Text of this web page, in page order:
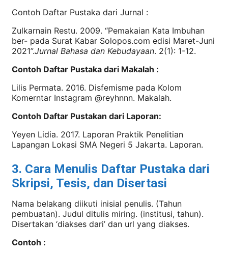
Contoh Daftar Pustaka dari Jurnal :
Zulkarnain Restu. 2009. “Pemakaian Kata Imbuhan
ber- pada Surat Kabar Solopos.com edisi Maret-Juni
2021”.Jurnal Bahasa dan Kebudayaan. 2(1): 1-12.
Contoh Daftar Pustaka dari Makalah :
Lilis Permata. 2016. Disfemisme pada Kolom
Komerntar Instagram @reyhnnn. Makalah.
Contoh Daftar Pustakan dari Laporan:
Yeyen Lidia. 2017. Laporan Praktik Penelitian
Lapangan Lokasi SMA Negeri 5 Jakarta. Laporan.
3. Cara Menulis Daftar Pustaka dari
Skripsi, Tesis, dan Disertasi
Nama belakang diikuti inisial penulis. (Tahun
pembuatan). Judul ditulis miring. (institusi, tahun).
Disertakan ‘diakses dari’ dan url yang diakses.
Contoh :